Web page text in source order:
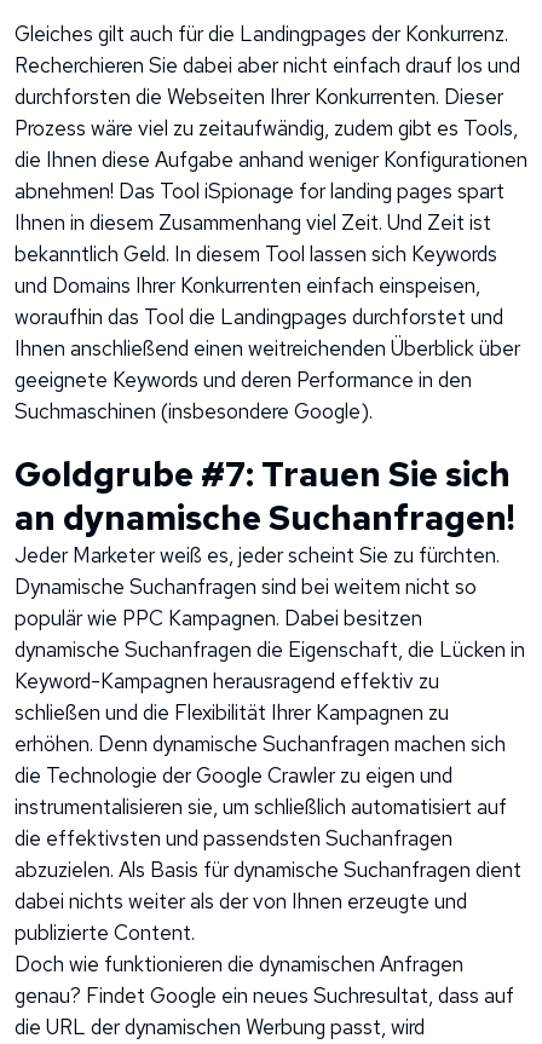
Gleiches gilt auch für die Landingpages der Konkurrenz.
Recherchieren Sie dabei aber nicht einfach drauf los und
durchforsten die Webseiten Ihrer Konkurrenten. Dieser
Prozess wäre viel zu zeitaufwändig, zudem gibt es Tools,
die Ihnen diese Aufgabe anhand weniger Konfigurationen
abnehmen! Das Tool iSpionage for landing pages spart
Ihnen in diesem Zusammenhang viel Zeit. Und Zeit ist
bekanntlich Geld. In diesem Tool lassen sich Keywords
und Domains Ihrer Konkurrenten einfach einspeisen,
woraufhin das Tool die Landingpages durchforstet und
Ihnen anschließend einen weitreichenden Überblick über
geeignete Keywords und deren Performance in den
Suchmaschinen (insbesondere Google).
Goldgrube #7: Trauen Sie sich
an dynamische Suchanfragen!
Jeder Marketer weiß es, jeder scheint Sie zu fürchten.
Dynamische Suchanfragen sind bei weitem nicht so
populär wie PPC Kampagnen. Dabei besitzen
dynamische Suchanfragen die Eigenschaft, die Lücken in
Keyword-Kampagnen herausragend effektiv zu
schließen und die Flexibilität Ihrer Kampagnen zu
erhöhen. Denn dynamische Suchanfragen machen sich
die Technologie der Google Crawler zu eigen und
instrumentalisieren sie, um schließlich automatisiert auf
die effektivsten und passendsten Suchanfragen
abzuzielen. Als Basis für dynamische Suchanfragen dient
dabei nichts weiter als der von Ihnen erzeugte und
publizierte Content.
Doch wie funktionieren die dynamischen Anfragen
genau? Findet Google ein neues Suchresultat, dass auf
die URL der dynamischen Werbung passt, wird